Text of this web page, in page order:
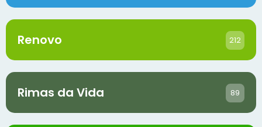
Renovo 212
Rimas da Vida 89